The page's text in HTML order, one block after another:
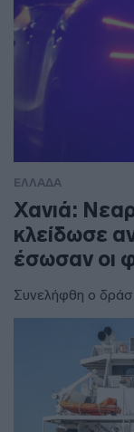
ΕΛΛΑΔΑ
Χανιά:
κλείδωσε
έσωσαν οι
Συνελήφθη ο